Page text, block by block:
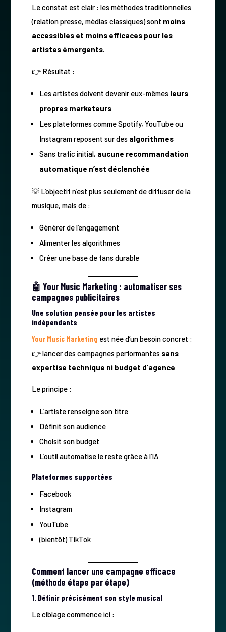
Le constat est clair : les méthodes traditionnelles
(relation presse, médias classiques) sont moins
accessibles et moins efficaces pour les
artistes émergents.
👉 Résultat :
Les artistes doivent devenir eux-mêmes leurs
propres marketeurs
Les plateformes comme Spotify, YouTube ou
Instagram reposent sur des algorithmes
Sans trafic initial, aucune recommandation
automatique n’est déclenchée
💡 L’objectif n’est plus seulement de diffuser de la
musique, mais de :
Générer de l’engagement
Alimenter les algorithmes
Créer une base de fans durable
🤖 Your Music Marketing : automatiser ses
campagnes publicitaires
Une solution pensée pour les artistes
indépendants
Your Music Marketing est née d’un besoin concret :
👉 lancer des campagnes performantes sans
expertise technique ni budget d’agence
Le principe :
L’artiste renseigne son titre
Définit son audience
Choisit son budget
L’outil automatise le reste grâce à l’IA
Plateformes supportées
Facebook
Instagram
YouTube
(bientôt) TikTok
Comment lancer une campagne efficace
(méthode étape par étape)
1. Définir précisément son style musical
Le ciblage commence ici :